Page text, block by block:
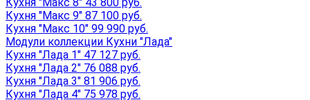
Кухня "Макс 9" 87 100 руб.
Кухня "Макс 10" 99 990 руб.
Модули коллекции Кухни "Лада"
Кухня "Лада 1" 47 127 руб.
Кухня "Лада 2" 76 088 руб.
Кухня "Лада 3" 81 906 руб.
Кухня "Лада 4" 75 978 руб.